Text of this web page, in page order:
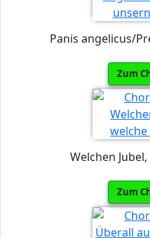
Panis angelicus/
Zum
Welchen
Zum